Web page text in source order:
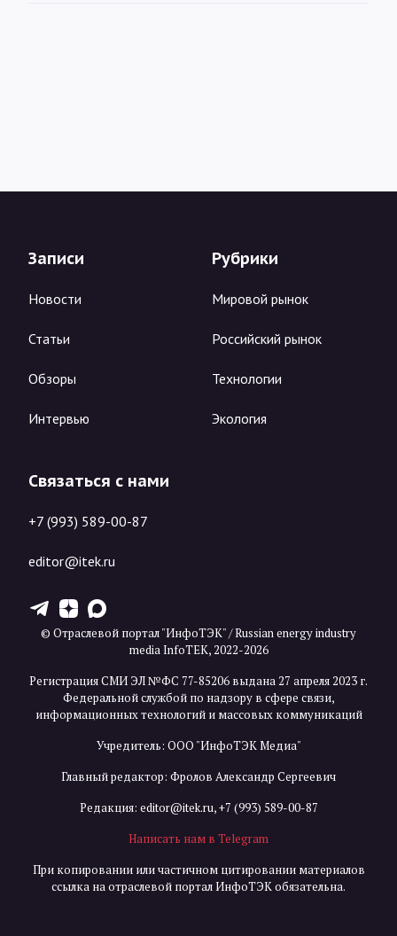
Записи
Новости
Статьи
Обзоры
Интервью
Рубрики
Мировой рынок
Российский рынок
Технологии
Экология
Связаться с нами
+7 (993) 589-00-87
editor@itek.ru
T Z X
© Отраслевой портал "ИнфоТЭК" / Russian energy industry
media InfoTEK, 2022-2026
Регистрация СМИ ЭЛ №ФС 77-85206 выдана 27 апреля 2023 г.
Федеральной службой по надзору в сфере связи,
информационных технологий и массовых коммуникаций
Учредитель: ООО "ИнфоТЭК Медиа"
Главный редактор: Фролов Александр Сергеевич
Редакция: editor@itek.ru,+7 (993) 589-00-87
Написать нам в Telegram
При копировании или частичном цитировании материалов
ссылка на отраслевой портал ИнфоТЭК обязательна.